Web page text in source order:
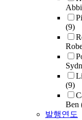
(9)
(9)
Ben
발행연도